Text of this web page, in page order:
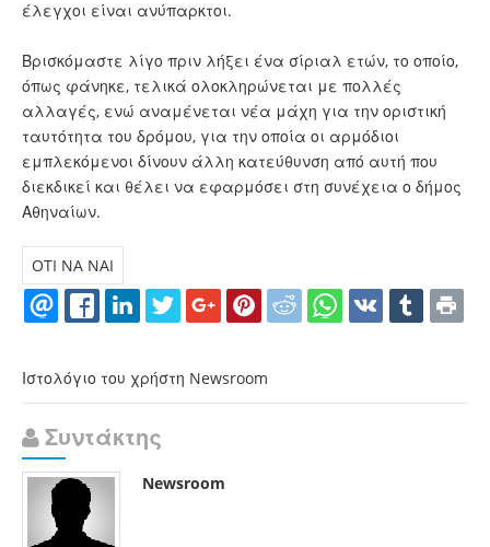
έλεγχοι είναι ανύπαρκτοι.
Βρισκόμαστε λίγο πριν λήξει ένα σίριαλ ετών, το οποίο,
όπως φάνηκε, τελικά ολοκληρώνεται με πολλές
αλλαγές, ενώ αναμένεται νέα μάχη για την οριστική
ταυτότητα του δρόμου, για την οποία οι αρμόδιοι
εμπλεκόμενοι δίνουν άλλη κατεύθυνση από αυτή που
διεκδικεί και θέλει να εφαρμόσει στη συνέχεια ο δήμος
Αθηναίων.
OTI NA NAI
Ιστολόγιο του χρήστη Newsroom
Συντάκτης
Newsroom